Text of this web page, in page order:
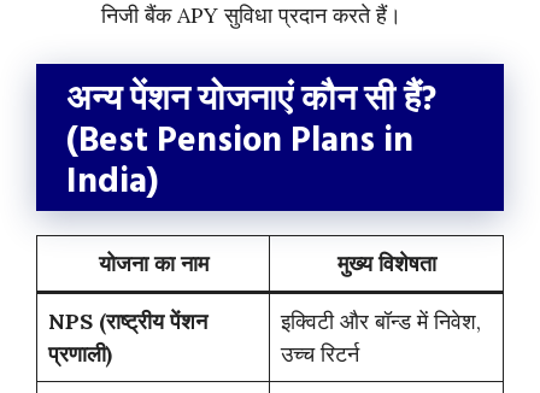
निजी बैंक APY सुविधा प्रदान करते हैं।
अन्य पेंशन योजनाएं कौन सी हैं?
(Best Pension Plans in
India)
योजना का नाम मुख्य विशेषता
NPS (राष्ट्रीय पेंशन
प्रणाली)
इक्विटी और बॉन्ड में निवेश,
उच्च रिटर्न